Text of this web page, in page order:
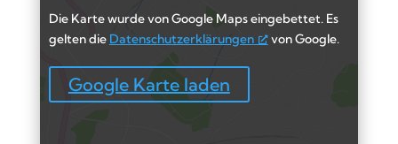
Die Karte wurde von Google Maps eingebettet. Es
gelten die Datenschutzerklärungen von Google.
Google Karte laden